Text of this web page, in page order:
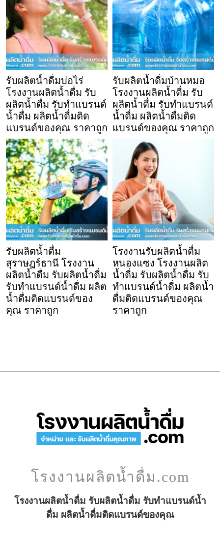
รับผลิตน้ำดื่มบ่อไร่
โรงงานผลิตน้ำดื่ม รับ
ผลิตน้ำดื่ม รับทำแบรนด์
น้ำดื่ม ผลิตน้ำดื่มติด
แบรนด์ของคุณ ราคาถูก
รับผลิตน้ำดื่มบ้านหมอ
โรงงานผลิตน้ำดื่ม รับ
ผลิตน้ำดื่ม รับทำแบรนด์
น้ำดื่ม ผลิตน้ำดื่มติด
แบรนด์ของคุณ ราคาถูก
รับผลิตน้ำดื่ม
สุราษฎร์ธานี โรงงาน
ผลิตน้ำดื่ม รับผลิตน้ำดื่ม
รับทำแบรนด์น้ำดื่ม ผลิต
น้ำดื่มติดแบรนด์ของ
คุณ ราคาถูก
โรงงานรับผลิตน้ำดื่ม
หนองแซง โรงงานผลิต
น้ำดื่ม รับผลิตน้ำดื่ม รับ
ทำแบรนด์น้ำดื่ม ผลิตน้ำ
ดื่มติดแบรนด์ของคุณ
ราคาถูก
โรงงานผลิตน้ำดื่ม.com
โรงงานผลิตน้ำดื่ม รับผลิตน้ำดื่ม รับทำแบรนด์น้ำ
ดื่ม ผลิตน้ำดื่มติดแบรนด์ของคุณ